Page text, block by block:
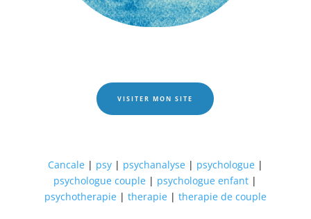
VISITER MON SITE
Cancale| psy| psychanalyse| psychologue|
psychologue couple | psychologue enfant |
psychotherapie| therapie| therapie de couple